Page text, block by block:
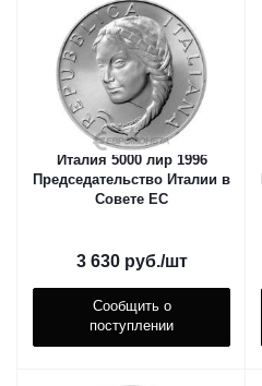
Италия 5000 лир 1996
Председательство Италии в
Совете ЕС
3 630руб./шт
Сообщить о
поступлении